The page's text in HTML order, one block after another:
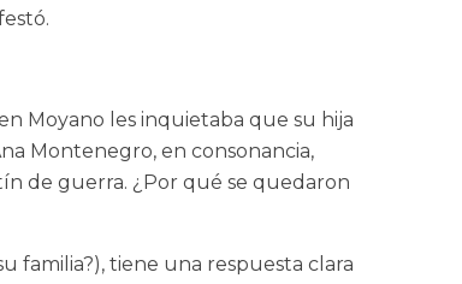
Moyano les inquietaba que su hija
Montenegro, en consonancia,
de guerra. ¿Por qué se quedaron
familia?), tiene una respuesta clara